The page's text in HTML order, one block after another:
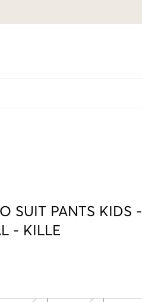
SUIT PANTS KIDS -
- KILLE